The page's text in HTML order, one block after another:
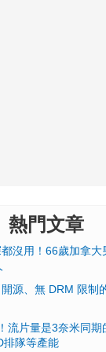
熱門文章
沒用！66歲加拿
源、無 DRM 限制
流片量是3奈米同
排隊等產能